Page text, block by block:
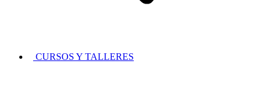
CURSOS Y TALLERES